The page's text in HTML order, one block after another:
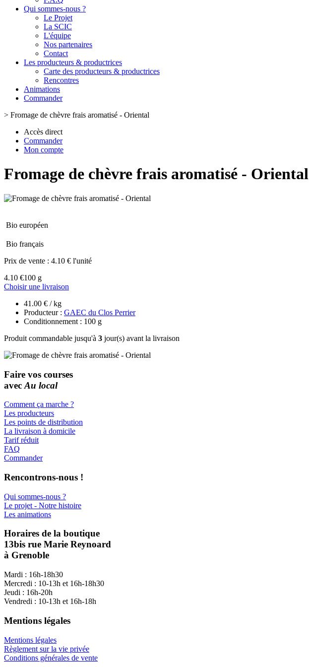
Qui sommes-nous ?
Le Projet
La SCIC
L'équipe
Nos partenaires
Contact
Les producteurs & productrices
Carte des producteurs & productrices
Rencontres
Animations
Commander
> Fromage de chèvre frais aromatisé - Oriental
Accès direct
Commander
Mon compte
Fromage de chèvre frais aromatisé - Oriental
Bio européen
Bio français
Prix de vente : 4.10 € l'unité
4.10 €100 g
Choisir une livraison
41.00 € / kg
Producteur : GAEC du Clos Perrier
Conditionnement : 100 g
Produit commandable jusqu'à 3 jour(s) avant la livraison
Faire vos courses
avec Au local
Comment ça marche ?
Les producteurs
Les points de distribution
La livraison à domicile
Tarif réduit
FAQ
Commander
Rencontrons-nous !
Qui sommes-nous ?
Le projet - Notre histoire
Les animations
Horaires de la boutique
13bis rue Marie Reynoard
à Grenoble
Mardi : 16h-18h30
Mercredi : 10-13h et 16h-18h30
Jeudi : 16h-20h
Vendredi : 10-13h et 16h-18h
Mentions légales
Mentions légales
Règlement sur la vie privée
Conditions générales de vente